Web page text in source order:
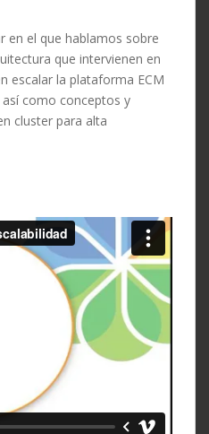
en el que hablamos sobre
que intervienen en
escalar la plataforma ECM
como conceptos y
cluster para alta